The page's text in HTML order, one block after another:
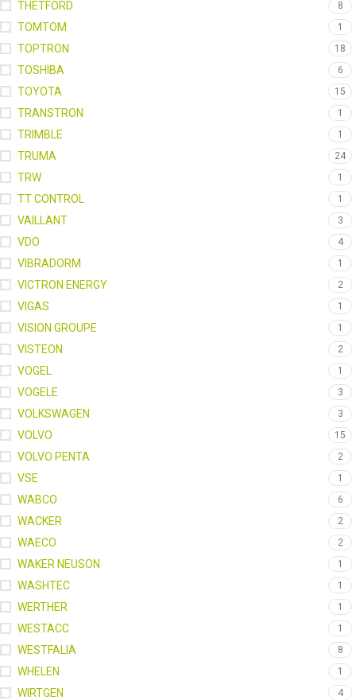
THETFORD 8
TOMTOM 1
TOPTRON 18
TOSHIBA 6
TOYOTA 15
TRANSTRON 1
TRIMBLE 1
TRUMA 24
TRW 1
TT CONTROL 1
VAILLANT 3
VDO 4
VIBRADORM 1
VICTRON ENERGY 2
VIGAS 1
VISION GROUPE 1
VISTEON 2
VOGEL 1
VOGELE 3
VOLKSWAGEN 3
VOLVO 15
VOLVO PENTA 2
VSE 1
WABCO 6
WACKER 2
WAECO 2
WAKER NEUSON 1
WASHTEC 1
WERTHER 1
WESTACC 1
WESTFALIA 8
WHELEN 1
WIRTGEN 4